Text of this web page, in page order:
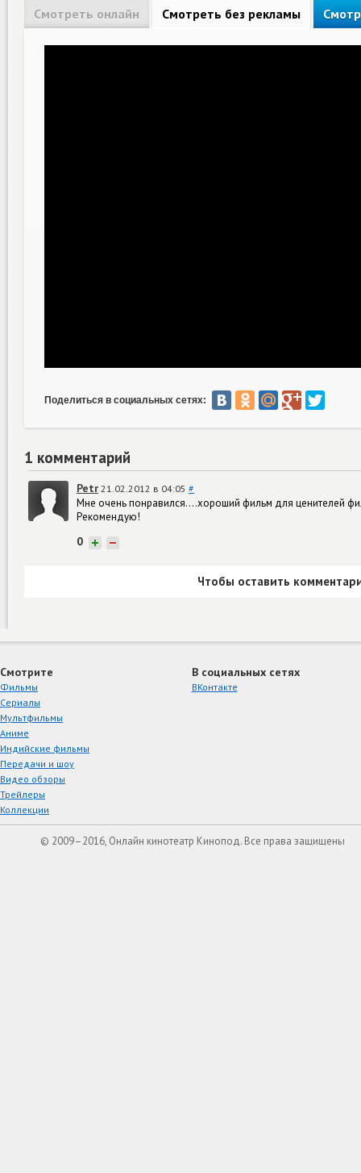
Смотреть онлайн Смотреть без рекламы
Поделиться в социальных сетях:
1 комментарий
Petr 21.02.2012 в 04:05 #
Мне очень понравился....хороший фильм для ценителей
Рекомендую!
0 + −
Чтобы оставить
Смотрите
Фильмы
Сериалы
Мультфильмы
Аниме
Индийские фильмы
Передачи и шоу
Видео обзоры
Трейлеры
Коллекции
В социальных сетях
ВКонтакте
© 2009–2016, Онлайн кинотеатр Кинопод. Все права защищены